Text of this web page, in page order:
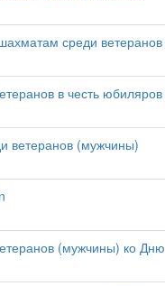
среди
в честь
ветеранов (мужчины)
(мужчины) ко